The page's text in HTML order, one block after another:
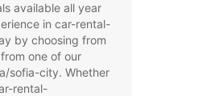
available all year
in car-rental-
by choosing from
one of our
sofia-city. Whether
rental-